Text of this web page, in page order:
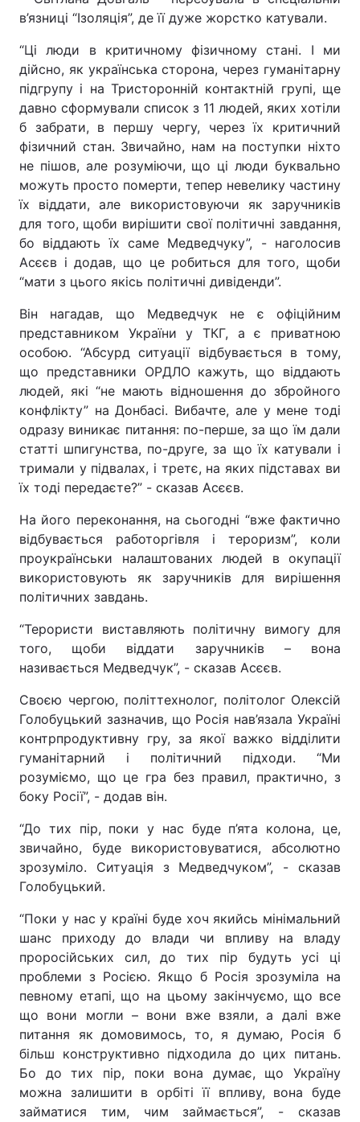
в’язниці “Ізоляція”, де її дуже жорстко катували.
“Ці люди в критичному фізичному стані. І ми
дійсно, як українська сторона, через гуманітарну
підгрупу і на Тристоронній контактній групі, ще
давно сформували список з 11 людей, яких хотіли
б забрати, в першу чергу, через їх критичний
фізичний стан. Звичайно, нам на поступки ніхто
не пішов, але розуміючи, що ці люди буквально
можуть просто померти, тепер невелику частину
їх віддати, але використовуючи як заручників
для того, щоби вирішити свої політичні завдання,
бо віддають їх саме Медведчуку”, - наголосив
Асєєв і додав, що це робиться для того, щоби
“мати з цього якісь політичні дивіденди”.
Він нагадав, що Медведчук не є офіційним
представником України у ТКГ, а є приватною
особою. “Абсурд ситуації відбувається в тому,
що представники ОРДЛО кажуть, що віддають
людей, які “не мають відношення до збройного
конфлікту” на Донбасі. Вибачте, але у мене тоді
одразу виникає питання: по-перше, за що їм дали
статті шпигунства, по-друге, за що їх катували і
тримали у підвалах, і третє, на яких підставах ви
їх тоді передаєте?” - сказав Асєєв.
На його переконання, на сьогодні “вже фактично
відбувається работоргівля і тероризм”, коли
проукраїнськи налаштованих людей в окупації
використовують як заручників для вирішення
політичних завдань.
“Терористи виставляють політичну вимогу для
того, щоби віддати заручників – вона
називається Медведчук”, - сказав Асєєв.
Своєю чергою, політтехнолог, політолог Олексій
Голобуцький зазначив, що Росія нав’язала Україні
контрпродуктивну гру, за якої важко відділити
гуманітарний і політичний підходи. “Ми
розуміємо, що це гра без правил, практично, з
боку Росії”, - додав він.
“До тих пір, поки у нас буде п’ята колона, це,
звичайно, буде використовуватися, абсолютно
зрозуміло. Ситуація з Медведчуком”, - сказав
Голобуцький.
“Поки у нас у країні буде хоч якийсь мінімальний
шанс приходу до влади чи впливу на владу
проросійських сил, до тих пір будуть усі ці
проблеми з Росією. Якщо б Росія зрозуміла на
певному етапі, що на цьому закінчуємо, що все
що вони могли – вони вже взяли, а далі вже
питання як домовимось, то, я думаю, Росія б
більш конструктивно підходила до цих питань.
Бо до тих пір, поки вона думає, що Україну
можна залишити в орбіті її впливу, вона буде
займатися тим, чим займається”, - сказав